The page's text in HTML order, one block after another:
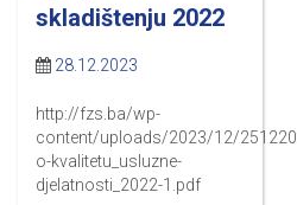
skladištenju 2022
28.12.2023
http://fzs.ba/wp-
content/uploads/2023/12/
o-kvalitetu_usluzne-
djelatnosti_2022-1.pdf